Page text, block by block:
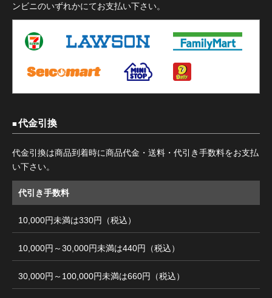
ンビニのいずれかにてお支払い下さい。
代金引換
代金引換は商品到着時に商品代金・送料・代引き手数料をお支払
い下さい。
代引き手数料
10,000円未満は330円（税込）
10,000円～30,000円未満は440円（税込）
30,000円～100,000円未満は660円（税込）